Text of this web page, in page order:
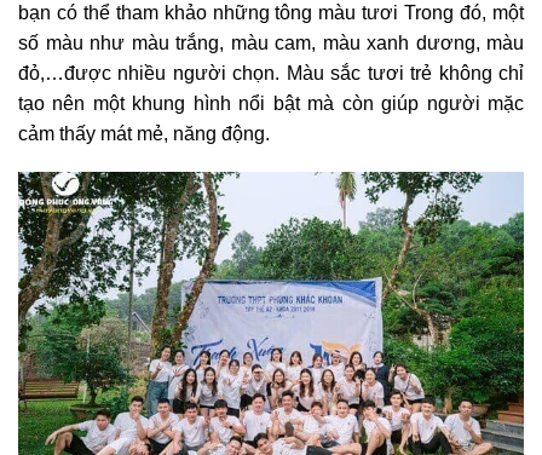
bạn có thể tham khảo những tông màu tươi Trong đó, một
số màu như màu trắng, màu cam, màu xanh dương, màu
đỏ,…được nhiều người chọn. Màu sắc tươi trẻ không chỉ
tạo nên một khung hình nổi bật mà còn giúp người mặc
cảm thấy mát mẻ, năng động.